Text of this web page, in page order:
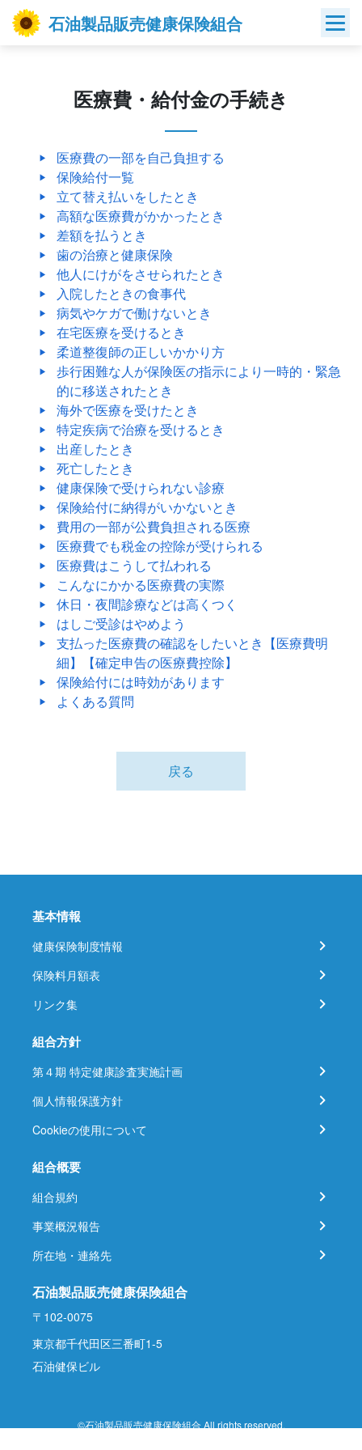
Skip
石油製品販売健康保険組合
医療費・給付金の手続き
医療費の一部を自己負担する
保険給付一覧
立て替え払いをしたとき
高額な医療費がかかったとき
差額を払うとき
歯の治療と健康保険
他人にけがをさせられたとき
入院したときの食事代
病気やケガで働けないとき
在宅医療を受けるとき
柔道整復師の正しいかかり方
歩行困難な人が保険医の指示により一時的・緊急
的に移送されたとき
海外で医療を受けたとき
特定疾病で治療を受けるとき
出産したとき
死亡したとき
健康保険で受けられない診療
保険給付に納得がいかないとき
費用の一部が公費負担される医療
医療費でも税金の控除が受けられる
医療費はこうして払われる
こんなにかかる医療費の実際
休日・夜間診療などは高くつく
はしご受診はやめよう
支払った医療費の確認をしたいとき【医療費明
細】【確定申告の医療費控除】
保険給付には時効があります
よくある質問
戻る
基本情報
健康保険制度情報
保険料月額表
リンク集
組合方針
第４期 特定健康診査実施計画
個人情報保護方針
Cookieの使用について
組合概要
組合規約
事業概況報告
所在地・連絡先
石油製品販売健康保険組合
〒102-0075
東京都千代田区三番町1-5
石油健保ビル
©石油製品販売健康保険組合 All rights reserved.